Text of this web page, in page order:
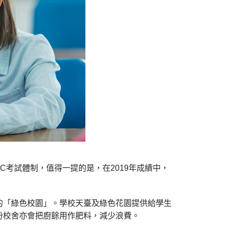
試體制，值得一提的是，在2019年成績中，
綠色校園」。學校天臺及綠色花園提供給學生
舍亦會把廚餘用作肥料，減少浪費。